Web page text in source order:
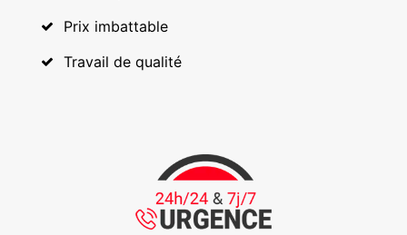
Prix imbattable
Travail de qualité